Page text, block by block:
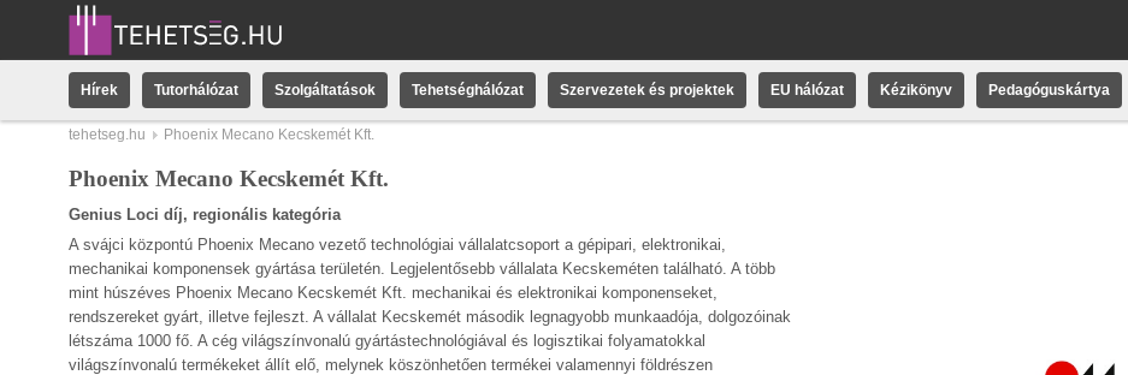
Hírek Tutorhálózat Szolgáltatások Tehetséghálózat Szervezetek és projektek EU hálózat Kézikönyv Pedagóguskártya
tehetseg.hu Phoenix Mecano Kecskemét Kft.
Phoenix Mecano Kecskemét Kft.
Genius Loci díj, regionális kategória
A svájci központú Phoenix Mecano vezető technológiai vállalatcsoport a gépipari, elektronikai,
mechanikai komponensek gyártása területén. Legjelentősebb vállalata Kecskeméten található. A több
mint húszéves Phoenix Mecano Kecskemét Kft. mechanikai és elektronikai komponenseket,
rendszereket gyárt, illetve fejleszt. A vállalat Kecskemét második legnagyobb munkaadója, dolgozóinak
létszáma 1000 fő. A cég világszínvonalú gyártástechnológiával és logisztikai folyamatokkal
világszínvonalú termékeket állít elő, melynek köszönhetően termékei valamennyi földrészen